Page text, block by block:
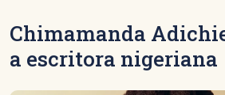
Chimamanda
a escritora nigeriana